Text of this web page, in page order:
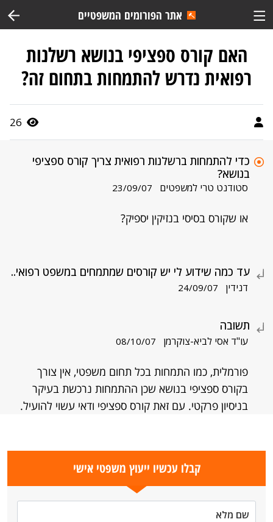
אתר הפורומים המשפטיים
האם קורס ספציפי בנושא רשלנות
רפואית נדרש להתמחות בתחום זה?
26
כדי להתמחות ברשלנות רפואית צריך קורס ספציפי
בנושא?
סטודנט טרי למשפטים 23/09/07
או שקורס בסיסי בנזיקין יספיק?
עד כמה שידוע לי יש קורסים שמתמחים במשפט רפואי..
דנידין 24/09/07
תשובה
עו"ד אסי לביא-צוקרמן 08/10/07
פורמלית, כמו התמחות בכל תחום משפטי, אין צורך
בקורס ספציפי בנושא שכן ההתמחות נרכשת בעיקר
בניסיון פרקטי. עם זאת קורס ספציפי ודאי עשוי להועיל.
קבלו עכשיו ייעוץ משפטי אישי